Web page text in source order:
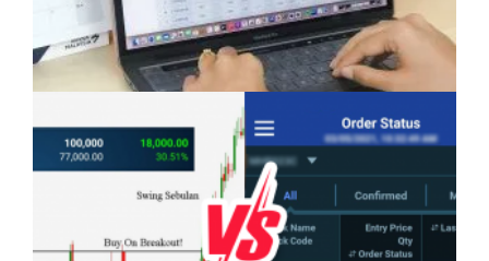
Pelaburan Saham Bukan Untuk Mereka Yang
Suka ‘Stress’